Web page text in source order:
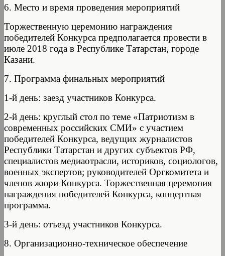
6. Место и время проведения мероприятий
Торжественную церемонию награждения
победителей Конкурса предполагается провести в
июле 2018 года в Республике Татарстан, городе
Казани.
7. Программа финальных мероприятий
1-й день: заезд участников Конкурса.
2-й день: круглый стол по теме «Патриотизм в
современных российских СМИ» с участием
победителей Конкурса, ведущих журналистов
Республики Татарстан и других субъектов РФ,
специалистов медиаотрасли, историков, социологов,
военных экспертов; руководителей Оргкомитета и
членов жюри Конкурса. Торжественная церемония
награждения победителей Конкурса, концертная
программа.
3-й день: отъезд участников Конкурса.
8. Организационно-техническое обеспечение